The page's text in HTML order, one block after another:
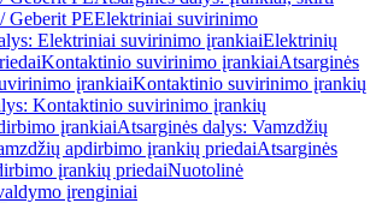
Geberit PEElektriniai suvirinimo
Elektriniai suvirinimo įrankiaiElektrinių
Kontaktinio suvirinimo įrankiaiAtsarginės
įrankiaiKontaktinio suvirinimo įrankių
Kontaktinio suvirinimo įrankių
įrankiaiAtsarginės dalys: Vamzdžių
apdirbimo įrankių priedaiAtsarginės
įrankių priedaiNuotolinė
įrenginiai